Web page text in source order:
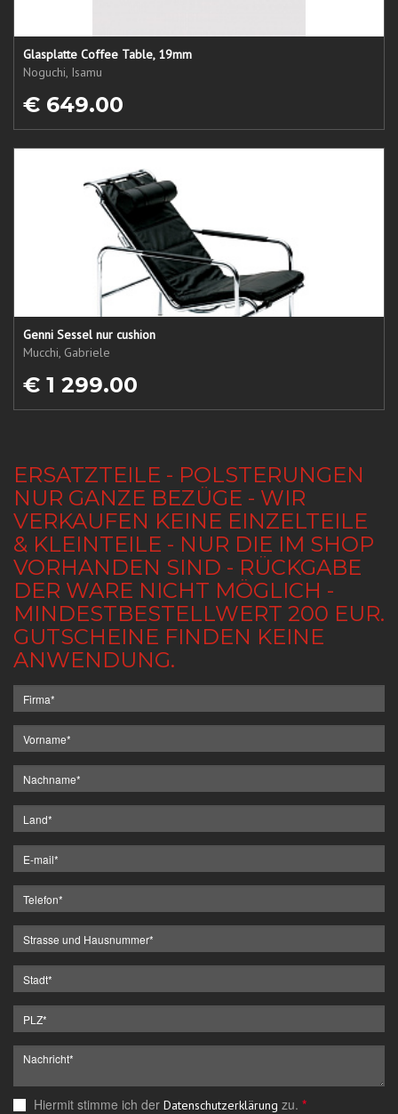
Glasplatte Coffee Table, 19mm
Noguchi, Isamu
€ 649.00
Genni Sessel nur cushion
Mucchi, Gabriele
€ 1 299.00
ERSATZTEILE - POLSTERUNGEN
NUR GANZE BEZÜGE - WIR
VERKAUFEN KEINE EINZELTEILE
& KLEINTEILE - NUR DIE IM SHOP
VORHANDEN SIND - RÜCKGABE
DER WARE NICHT MÖGLICH -
MINDESTBESTELLWERT 200 EUR.
GUTSCHEINE FINDEN KEINE
ANWENDUNG.
Hiermit stimme ich der Datenschutzerklärung zu. *